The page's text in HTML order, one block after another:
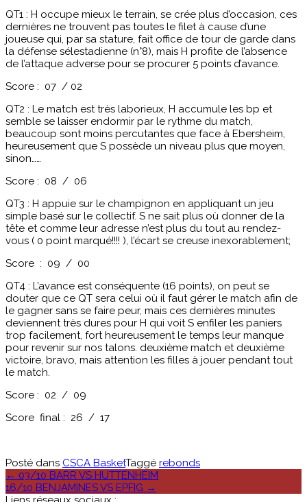
QT1 : H occupe mieux le terrain, se crée plus d’occasion, ces
dernières ne trouvent pas toutes le filet à cause d’une
joueuse qui, par sa stature, fait office de tour de garde dans
la défense sélestadienne (n°8), mais H profite de l’absence
de l’attaque adverse pour se procurer 5 points d’avance.
Score : 07 / 02
QT2 : Le match est très laborieux, H accumule les bp et
semble se laisser endormir par le rythme du match,
beaucoup sont moins percutantes que face à Ebersheim,
heureusement que S possède un niveau plus que moyen,
sinon……
Score : 08 / 06
QT3 : H appuie sur le champignon en appliquant un jeu
simple basé sur le collectif. S ne sait plus où donner de la
tête et comme leur adresse n’est plus du tout au rendez-
vous ( 0 point marqué!!!! ), l’écart se creuse inexorablement;
Score : 09 / 00
QT4 : L’avance est conséquente (16 points), on peut se
douter que ce QT sera celui où il faut gérer le match afin de
le gagner sans se faire peur, mais ces dernières minutes
deviennent très dures pour H qui voit S enfiler les paniers
trop facilement, fort heureusement le temps leur manque
pour revenir sur nos talons. deuxième match et deuxième
victoire, bravo, mais attention les filles à jouer pendant tout
le match.
Score : 02 / 09
Score final : 26 / 17
Posté dans CSCA BasketTaggé rebonds
Poste
navigation
← 03/10 BARR VS HUTTENHEIM
16/10 BENJAMINES VS EPFIG →